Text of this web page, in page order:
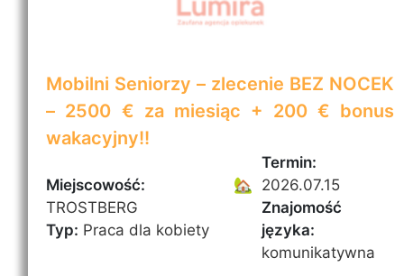
Mobilni Seniorzy – zlecenie BEZ NOCEK
– 2500 € za miesiąc + 200 € bonus
wakacyjny!!
Miejscowość:
🏡
TROSTBERG
Typ: Praca dla kobiety
Termin:
2026.07.15
Znajomość
języka:
komunikatywna